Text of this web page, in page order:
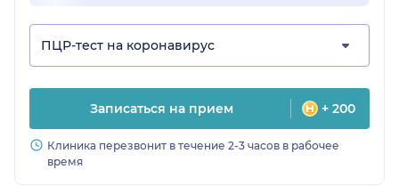
ПЦР-тест на коронавирус
Записаться на прием + 200
Клиника перезвонит в течение 2-3 часов в рабочее
время